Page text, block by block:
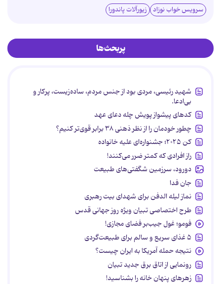
سرویس خواب نوزاد زیورآلات پاندورا
پربحث‌ها
شهید رئیسی، مردی بود از جنس مردم، ساده‌زیست، پرکار و
بی‌ادعا.
کدهای پیشواز پویش چله دعای عهد
چطور خودمان را از نظر ذهنی ۳۸ برابر قوی‌تر کنیم؟
کن ۲۰۲۵؛ جشنواره‌ای علیه خانواده
راز افرادی که کمتر ضرر می‌کنند!
دورود، سرزمین شگفتی‌های طبیعت
جان فدا
نماز لیله الدفن برای شهدای بیت رهبری
طرح اختصاصی تبیان ویژه روز جهانی قدس
فومو؛ غول جیب‌بر فضای مجازی!
۵ غذای سریع و سالم برای طبیعت‌گردی
نتیجه حمله آمریکا به ایران چیست؟
رونمایی از اتاق برق جدید تبیان
زهرهای پنهان خانه را بشناسید!